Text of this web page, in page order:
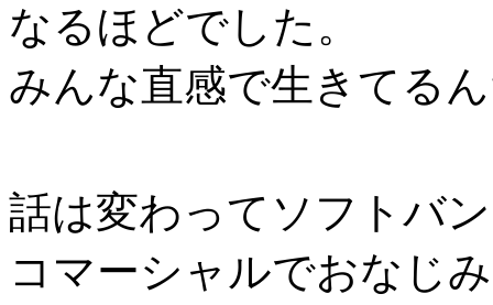
なるほどでした。
みんな直感で生きてる
話は変わってソフトバ
コマーシャルでおなじ